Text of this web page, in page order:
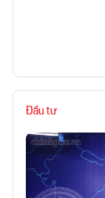
Đầu tư